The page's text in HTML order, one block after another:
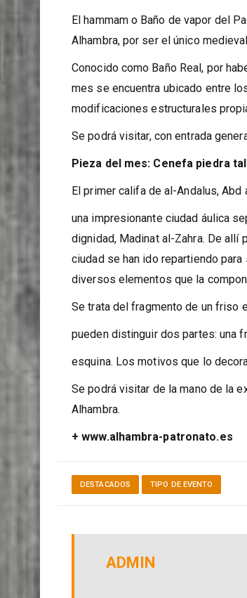
Espacio del mes: Sala de las
El hammam o Baño de vapor del
Alhambra, por ser el único
Conocido como Baño Real, por
mes se encuentra ubicado entre
modificaciones estructurales
Se podrá visitar, con entrada
Pieza del mes: Cenefa piedra
El primer califa de al-Andalus,
una impresionante ciudad áulica
dignidad, Madinat al-Zahra. De
ciudad se han ido repartiendo
diversos elementos que la
Se trata del fragmento de un friso
pueden distinguir dos partes: una
esquina. Los motivos que lo
Se podrá visitar de la mano de la
Alhambra.